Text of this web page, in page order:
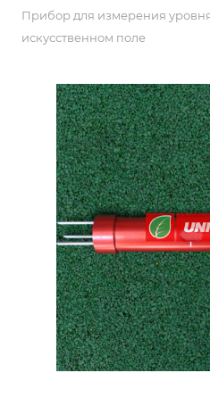
Прибор для измерения
искусственном поле